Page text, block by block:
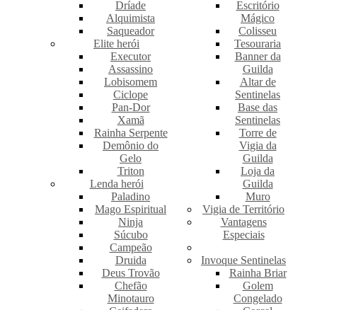
Dríade
Alquimista
Saqueador
Elite herói
Executor
Assassino
Lobisomem
Ciclope
Pan-Dor
Xamã
Rainha Serpente
Demônio do
Gelo
Triton
Lenda herói
Paladino
Mago Espiritual
Ninja
Súcubo
Campeão
Druida
Deus Trovão
Chefão
Minotauro
Escritório
Mágico
Colisseu
Tesouraria
Banner da
Guilda
Altar de
Sentinelas
Base das
Sentinelas
Torre de
Vigia da
Guilda
Loja da
Guilda
Muro
Vigia de Território
Vantagens
Especiais
Invoque Sentinelas
Rainha Briar
Golem
Congelado